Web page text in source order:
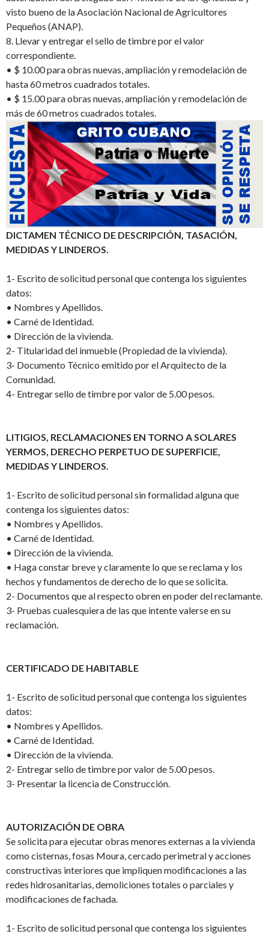
visto bueno de la Asociación Nacional de Agricultores
Pequeños (ANAP).
8. Llevar y entregar el sello de timbre por el valor
correspondiente.
• $ 10.00 para obras nuevas, ampliación y remodelación de
hasta 60 metros cuadrados totales.
• $ 15.00 para obras nuevas, ampliación y remodelación de
más de 60 metros cuadrados totales.
DICTAMEN TÉCNICO DE DESCRIPCIÓN, TASACIÓN,
MEDIDAS Y LINDEROS.
1- Escrito de solicitud personal que contenga los siguientes
datos:
• Nombres y Apellidos.
• Carné de Identidad.
• Dirección de la vivienda.
2- Titularidad del inmueble (Propiedad de la vivienda).
3- Documento Técnico emitido por el Arquitecto de la
Comunidad.
4- Entregar sello de timbre por valor de 5.00 pesos.
LITIGIOS, RECLAMACIONES EN TORNO A SOLARES
YERMOS, DERECHO PERPETUO DE SUPERFICIE,
MEDIDAS Y LINDEROS.
1- Escrito de solicitud personal sin formalidad alguna que
contenga los siguientes datos:
• Nombres y Apellidos.
• Carné de Identidad.
• Dirección de la vivienda.
• Haga constar breve y claramente lo que se reclama y los
hechos y fundamentos de derecho de lo que se solicita.
2- Documentos que al respecto obren en poder del reclamante.
3- Pruebas cualesquiera de las que intente valerse en su
reclamación.
CERTIFICADO DE HABITABLE
1- Escrito de solicitud personal que contenga los siguientes
datos:
• Nombres y Apellidos.
• Carné de Identidad.
• Dirección de la vivienda.
2- Entregar sello de timbre por valor de 5.00 pesos.
3- Presentar la licencia de Construcción.
AUTORIZACIÓN DE OBRA
Se solicita para ejecutar obras menores externas a la vivienda
como cisternas, fosas Moura, cercado perimetral y acciones
constructivas interiores que impliquen modificaciones a las
redes hidrosanitarias, demoliciones totales o parciales y
modificaciones de fachada.
1- Escrito de solicitud personal que contenga los siguientes